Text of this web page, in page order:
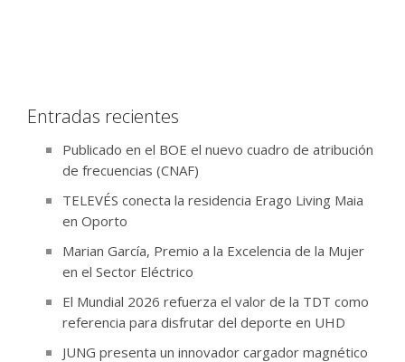
Entradas recientes
Publicado en el BOE el nuevo cuadro de atribución
de frecuencias (CNAF)
TELEVÉS conecta la residencia Erago Living Maia
en Oporto
Marian García, Premio a la Excelencia de la Mujer
en el Sector Eléctrico
El Mundial 2026 refuerza el valor de la TDT como
referencia para disfrutar del deporte en UHD
JUNG presenta un innovador cargador magnético